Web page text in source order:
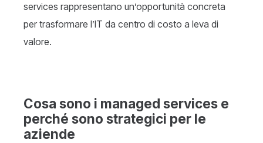
services rappresentano un’opportunità concreta
per trasformare l’IT da centro di costo a leva di
valore.
Cosa sono i managed services e
perché sono strategici per le
aziende